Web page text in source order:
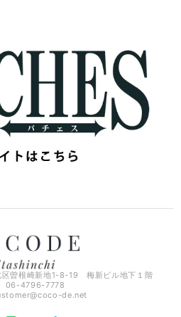
曽根崎新地1-8-19 梅新ビル地下１階
06-4796-7778
de.net